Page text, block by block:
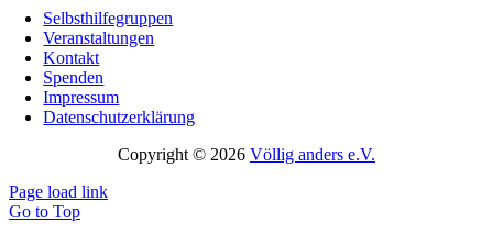
Selbsthilfegruppen
Veranstaltungen
Kontakt
Spenden
Impressum
Datenschutzerklärung
Copyright © 2026 Völlig anders e.V.
Page load link
Go to Top